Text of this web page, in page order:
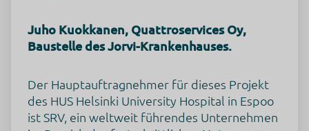
Juho Kuokkanen, Quattroservices Oy,
Baustelle des Jorvi-Krankenhauses.
Der Hauptauftragnehmer für dieses Projekt
des HUS Helsinki University Hospital in Espoo
ist SRV, ein weltweit führendes Unternehmen